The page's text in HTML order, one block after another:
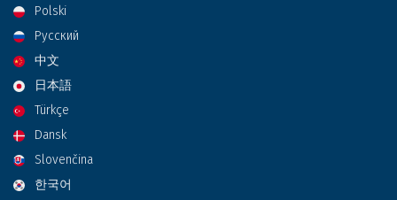
Polski
Русский
中文
日本語
Türkçe
Dansk
Slovenčina
한국어